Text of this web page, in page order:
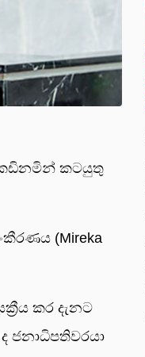
කඩිනමින් කටයුතු
(Mireka
කර දැනට
ජනාධිපතිවරයා